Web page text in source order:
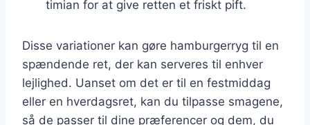
timian for at give retten et friskt pift.
Disse variationer kan gøre hamburgerryg til en
spændende ret, der kan serveres til enhver
lejlighed. Uanset om det er til en festmiddag
eller en hverdagsret, kan du tilpasse smagene,
så de passer til dine præferencer og dem, du